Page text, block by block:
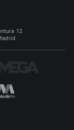
12